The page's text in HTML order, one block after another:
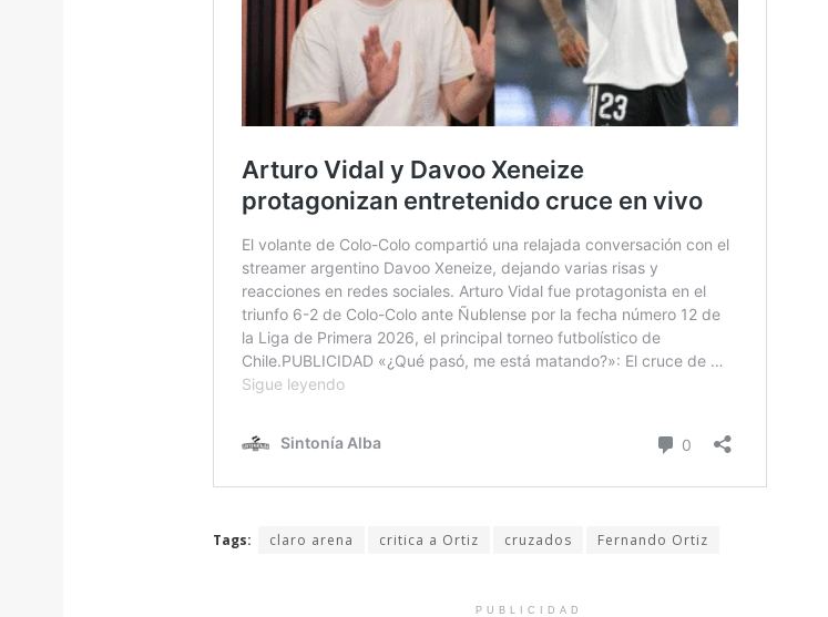
Tags: claro arena critica a Ortiz cruzados Fernando Ortiz
PUBLICIDAD